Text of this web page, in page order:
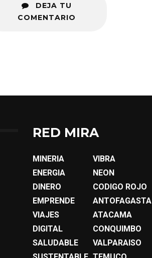
DEJA TU
COMENTARIO
RED MIRA
MINERIA
ENERGIA
DINERO
EMPRENDE
VIAJES
DIGITAL
SALUDABLE
VIBRA
NEON
CODIGO ROJO
ANTOFAGASTA
ATACAMA
CONQUIMBO
VALPARAISO